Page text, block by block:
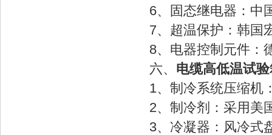
6、固态继电器：
7、超温保护：韩
8、电器控制元件
六、 电缆高低温试
1、制冷系统压缩机
2、制冷剂：采用美
3、冷凝器：风冷